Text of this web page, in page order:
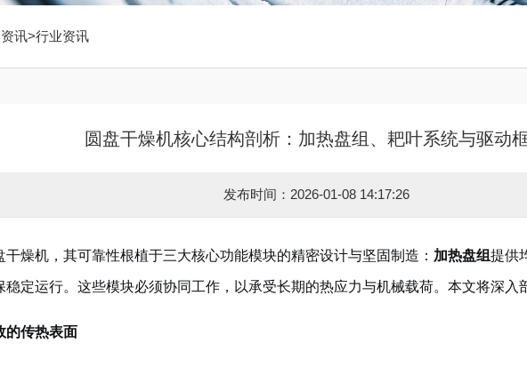
讯>行业资讯
圆盘干燥机核心结构剖析：加热盘组、耙叶系统与驱动
发布时间：2026-01-08 14:17:26
燥机，其可靠性根植于三大核心功能模块的精密设计与坚固制造： 加热盘组提供
稳定运行。这些模块必须协同工作，以承受长期的热应力与机械载荷。本文将深入
的传热表面